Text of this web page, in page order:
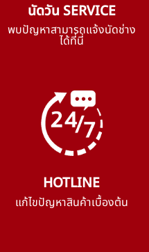
นัดวัน SERVICE
พบปัญหาสามารถแจ้งนัดช่าง
ได้ที่นี่
HOTLINE
แก้ไขปัญหาสินค้าเบื้องต้น